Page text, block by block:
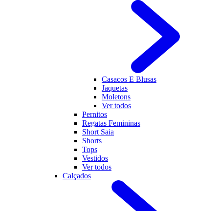
Casacos E Blusas
Jaquetas
Moletons
Ver todos
Pernitos
Regatas Femininas
Short Saia
Shorts
Tops
Vestidos
Ver todos
Calçados